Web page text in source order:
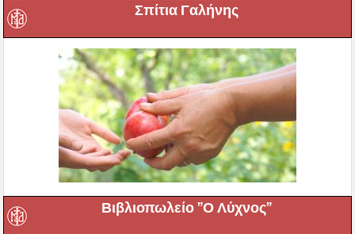
Σπίτια Γαλήνης
Βιβλιοπωλείο ”Ο Λύχνος”